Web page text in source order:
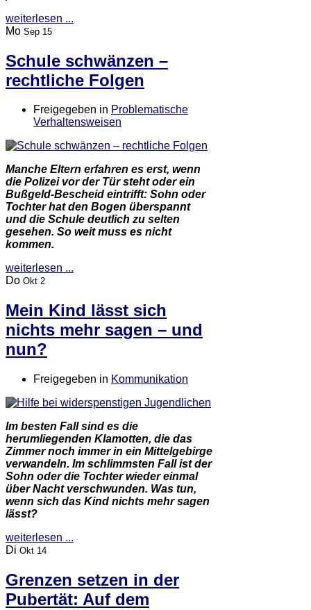
weiterlesen ...
Mo Sep 15
Schule schwänzen –
rechtliche Folgen
Freigegeben in Problematische
Verhaltensweisen
Manche Eltern erfahren es erst, wenn
die Polizei vor der Tür steht oder ein
Bußgeld-Bescheid eintrifft: Sohn oder
Tochter hat den Bogen überspannt
und die Schule deutlich zu selten
gesehen. So weit muss es nicht
kommen.
weiterlesen ...
Do Okt 2
Mein Kind lässt sich
nichts mehr sagen – und
nun?
Freigegeben in Kommunikation
Im besten Fall sind es die
herumliegenden Klamotten, die das
Zimmer noch immer in ein Mittelgebirge
verwandeln. Im schlimmsten Fall ist der
Sohn oder die Tochter wieder einmal
über Nacht verschwunden. Was tun,
wenn sich das Kind nichts mehr sagen
lässt?
weiterlesen ...
Di Okt 14
Grenzen setzen in der
Pubertät: Auf dem